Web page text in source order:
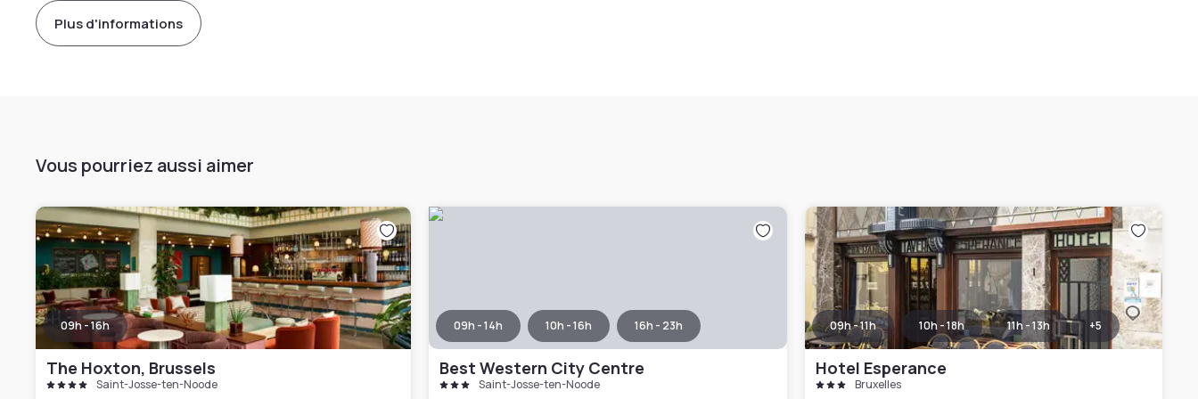
Plus d'informations
Vous pourriez aussi aimer
09h - 16h
The Hoxton, Brussels
Saint-Josse-ten-Noode
09h - 14h 10h - 16h 16h - 23h
Best Western City Centre
Saint-Josse-ten-Noode
09h - 11h 10h - 18h 11h - 13h +5
Hotel Esperance
Bruxelles